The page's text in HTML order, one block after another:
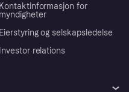
Kontaktinformasjon for
myndigheter
Eierstyring og selskapsledelse
Investor relations